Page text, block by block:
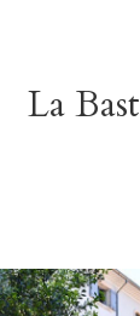
La